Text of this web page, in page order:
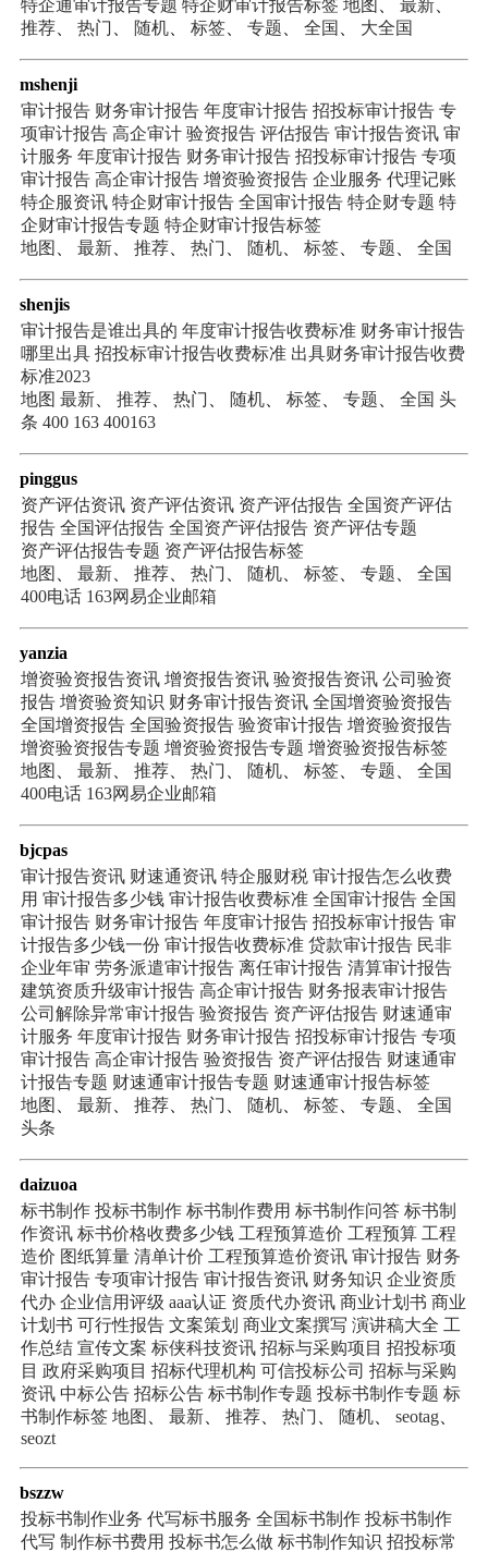
特企通审计报告专题 特企财审计报告标签 地图 最新
推荐
热门 随机 标签 专题 全国 大全国
mshenji
审计报告 财务审计报告 年度审计报告 招投标审计报告 专
项审计报告 高企审计 验资报告 评估报告 审计报告资讯 审
计服务 年度审计报告 财务审计报告 招投标审计报告 专项
审计报告 高企审计报告 增资验资报告 企业服务 代理记账
特企服资讯 特企财审计报告 全国审计报告 特企财专题 特
企财审计报告专题 特企财审计报告标签
地图
最新 推荐 热门 随机 标签 专题 全国
shenjis
审计报告是谁出具的 年度审计报告收费标准 财务审计报告
哪里出具 招投标审计报告收费标准 出具财务审计报告收费
标准2023
地图 最新 推荐 热门 随机 标签 专题 全国 头
条 400 163 400163
pinggus
资产评估资讯 资产评估资讯 资产评估报告 全国资产评估
报告 全国评估报告 全国资产评估报告 资产评估专题
资产评估报告专题 资产评估报告标签
地图
最新 推荐 热门 随机 标签 专题
全国
400电话 163网易企业邮箱
yanzia
增资验资报告资讯 增资报告资讯 验资报告资讯 公司验资
报告 增资验资知识 财务审计报告资讯 全国增资验资报告
全国增资报告 全国验资报告 验资审计报告 增资验资报告
增资验资报告专题 增资验资报告专题 增资验资报告标签
地图
最新 推荐 热门 随机 标签 专题
全国
400电话 163网易企业邮箱
bjcpas
审计报告资讯 财速通资讯 特企服财税 审计报告怎么收费
用 审计报告多少钱 审计报告收费标准 全国审计报告 全国
审计报告 财务审计报告 年度审计报告 招投标审计报告 审
计报告多少钱一份 审计报告收费标准 贷款审计报告 民非
企业年审 劳务派遣审计报告 离任审计报告 清算审计报告
建筑资质升级审计报告 高企审计报告 财务报表审计报告
公司解除异常审计报告 验资报告 资产评估报告 财速通审
计服务 年度审计报告 财务审计报告 招投标审计报告 专项
审计报告 高企审计报告 验资报告 资产评估报告 财速通审
计报告专题 财速通审计报告专题 财速通审计报告标签
地图
最新 推荐 热门 随机 标签 专题
全国
头条
daizuoa
标书制作 投标书制作 标书制作费用 标书制作问答 标书制
作资讯 标书价格收费多少钱 工程预算造价 工程预算 工程
造价 图纸算量 清单计价 工程预算造价资讯 审计报告 财务
审计报告 专项审计报告 审计报告资讯 财务知识 企业资质
代办 企业信用评级 aaa认证 资质代办资讯 商业计划书 商业
计划书 可行性报告 文案策划 商业文案撰写 演讲稿大全 工
作总结 宣传文案 标侠科技资讯 招标与采购项目 招投标项
目 政府采购项目 招标代理机构 可信投标公司 招标与采购
资讯 中标公告 招标公告 标书制作专题 投标书制作专题 标
书制作标签 地图 最新 推荐 热门 随机 seotag
seozt
bszzw
投标书制作业务 代写标书服务 全国标书制作 投标书制作
代写 制作标书费用 投标书怎么做 标书制作知识 招投标常